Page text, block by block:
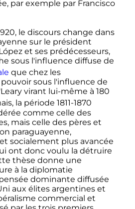
par exemple par Francisco
le discours change dans
sur le président
et ses prédécesseurs,
sous l'influence diffuse de
que chez les
sous l'influence de
virant lui-même à 180
la période 1811-1870
comme celle des
mais celle des pères et
paraguayenne,
socialement plus avancée
ont donc voulu la détruire
thèse donne une
à la diplomatie
dominante diffusée
aux élites argentines et
commercial et